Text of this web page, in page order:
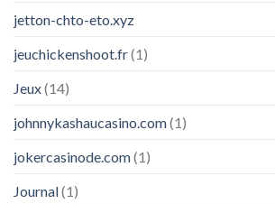
jetton-chto-eto.xyz
jeuchickenshoot.fr(1)
Jeux(14)
johnnykashaucasino.com(1)
jokercasinode.com(1)
Journal(1)